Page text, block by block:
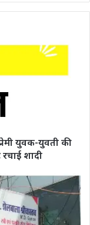
युवक-युवती की
शादी